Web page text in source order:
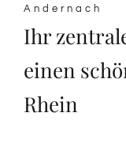
Andernach
Ihr
einen
Rhein